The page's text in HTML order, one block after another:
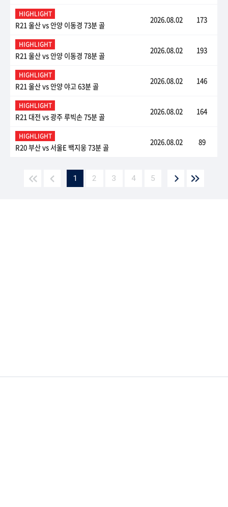
HIGHLIGHT
R21 울산 vs 안양 이동경 73분 골
2026.08.02 173
HIGHLIGHT
R21 울산 vs 안양 이동경 78분 골
2026.08.02 193
HIGHLIGHT
R21 울산 vs 안양 야고 63분 골
2026.08.02 146
HIGHLIGHT
R21 대전 vs 광주 루빅손 75분 골
2026.08.02 164
HIGHLIGHT
R20 부산 vs 서울E 백지웅 73분 골
2026.08.02 89
1 2 3 4 5